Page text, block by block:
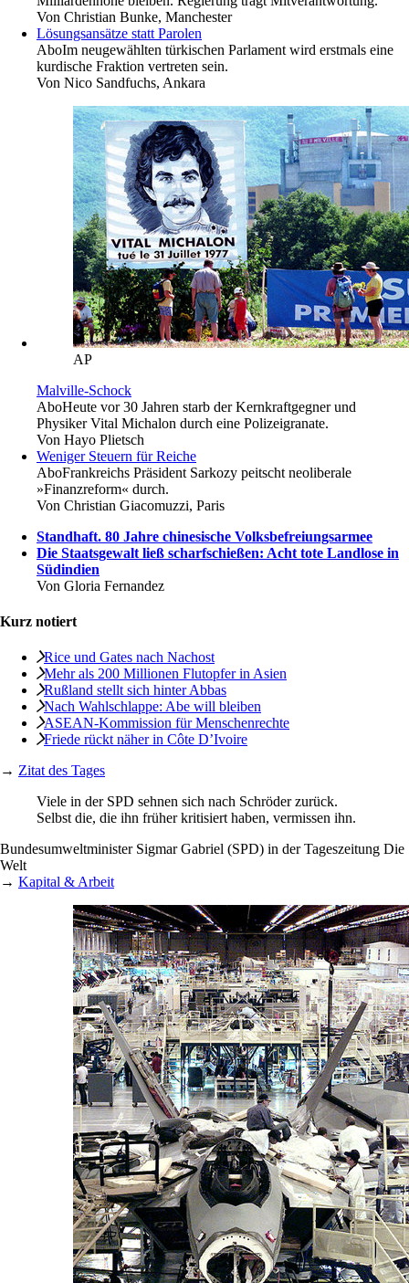
Von Christian Bunke, Manchester
Lösungsansätze statt Parolen
AboIm neugewählten türkischen Parlament wird erstmals eine
kurdische Fraktion vertreten sein.
Von Nico Sandfuchs, Ankara
AP
Malville-Schock
AboHeute vor 30 Jahren starb der Kernkraftgegner und
Physiker Vital Michalon durch eine Polizeigranate.
Von Hayo Plietsch
Weniger Steuern für Reiche
AboFrankreichs Präsident Sarkozy peitscht neoliberale
»Finanzreform« durch.
Von Christian Giacomuzzi, Paris
Standhaft. 80 Jahre chinesische Volksbefreiungsarmee
Die Staatsgewalt ließ scharfschießen: Acht tote Landlose in
Südindien
Von Gloria Fernandez
Kurz notiert
Rice und Gates nach Nachost
Mehr als 200 Millionen Flutopfer in Asien
Rußland stellt sich hinter Abbas
Nach Wahlschlappe: Abe will bleiben
ASEAN-Kommission für Menschenrechte
Friede rückt näher in Côte D’Ivoire
→ Zitat des Tages
Viele in der SPD sehnen sich nach Schröder zurück.
Selbst die, die ihn früher kritisiert haben, vermissen ihn.
Bundesumweltminister Sigmar Gabriel (SPD) in der Tageszeitung Die
Welt
→ Kapital & Arbeit